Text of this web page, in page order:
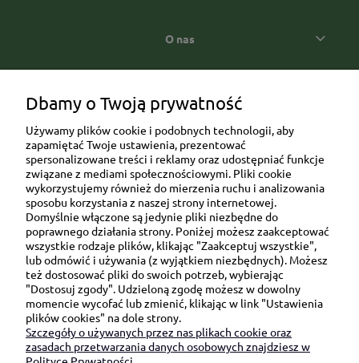
O nas
Ul. Brukowa 6/8 lok. 57/58
91-341 Łódź
NIP: 6751510615
SKONTAKTUJ SIĘ Z NAMI:
sklep@be-happygifts.com
+48 690 172 872
Dbamy o Twoją prywatność
Używamy plików cookie i podobnych technologii, aby
zapamiętać Twoje ustawienia, prezentować
spersonalizowane treści i reklamy oraz udostępniać funkcje
związane z mediami społecznościowymi. Pliki cookie
wykorzystujemy również do mierzenia ruchu i analizowania
sposobu korzystania z naszej strony internetowej.
Domyślnie włączone są jedynie pliki niezbędne do
poprawnego działania strony. Poniżej możesz zaakceptować
wszystkie rodzaje plików, klikając "Zaakceptuj wszystkie",
lub odmówić i używania (z wyjątkiem niezbędnych). Możesz
też dostosować pliki do swoich potrzeb, wybierając
"Dostosuj zgody". Udzieloną zgodę możesz w dowolny
momencie wycofać lub zmienić, klikając w link "Ustawienia
plików cookies" na dole strony.
Szczegóły o używanych przez nas plikach cookie oraz
zasadach przetwarzania danych osobowych znajdziesz w